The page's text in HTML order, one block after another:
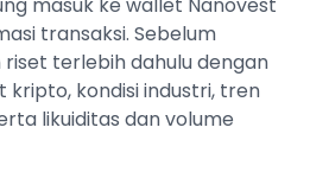
transaksi. Sebelum
riset terlebih dahulu dengan
kondisi industri, tren
likuiditas dan volume